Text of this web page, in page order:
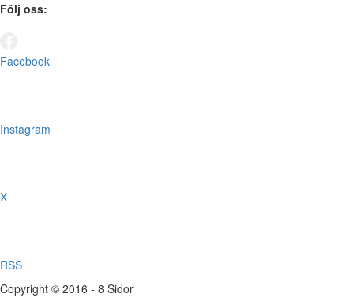
Följ oss:
Facebook
Instagram
X
RSS
Copyright © 2016 - 8 Sidor